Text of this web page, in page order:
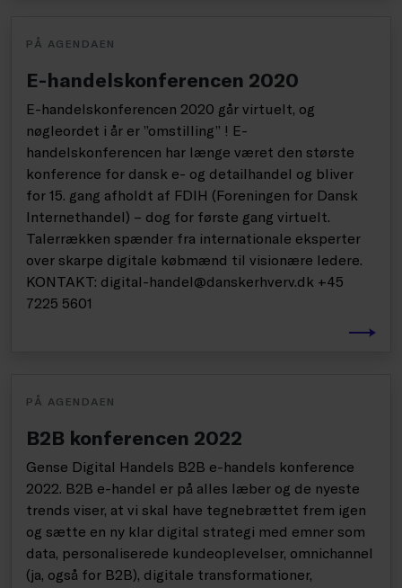
PÅ AGENDAEN
E-handelskonferencen 2020
E-handelskonferencen 2020 går virtuelt, og
nøgleordet i år er ”omstilling” ! E-
handelskonferencen har længe været den største
konference for dansk e- og detailhandel og bliver
for 15. gang afholdt af FDIH (Foreningen for Dansk
Internethandel) – dog for første gang virtuelt.
Talerrækken spænder fra internationale eksperter
over skarpe digitale købmænd til visionære ledere.
KONTAKT: digital-handel@danskerhverv.dk +45
7225 5601
PÅ AGENDAEN
B2B konferencen 2022
Gense Digital Handels B2B e-handels konference
2022. B2B e-handel er på alles læber og de nyeste
trends viser, at vi skal have tegnebrættet frem igen
og sætte en ny klar digital strategi med emner som
data, personaliserede kundeoplevelser, omnichannel
(ja, også for B2B), digitale transformationer,